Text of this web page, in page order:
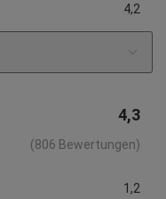
4,2
4,3
(806 Bewertungen)
1,2